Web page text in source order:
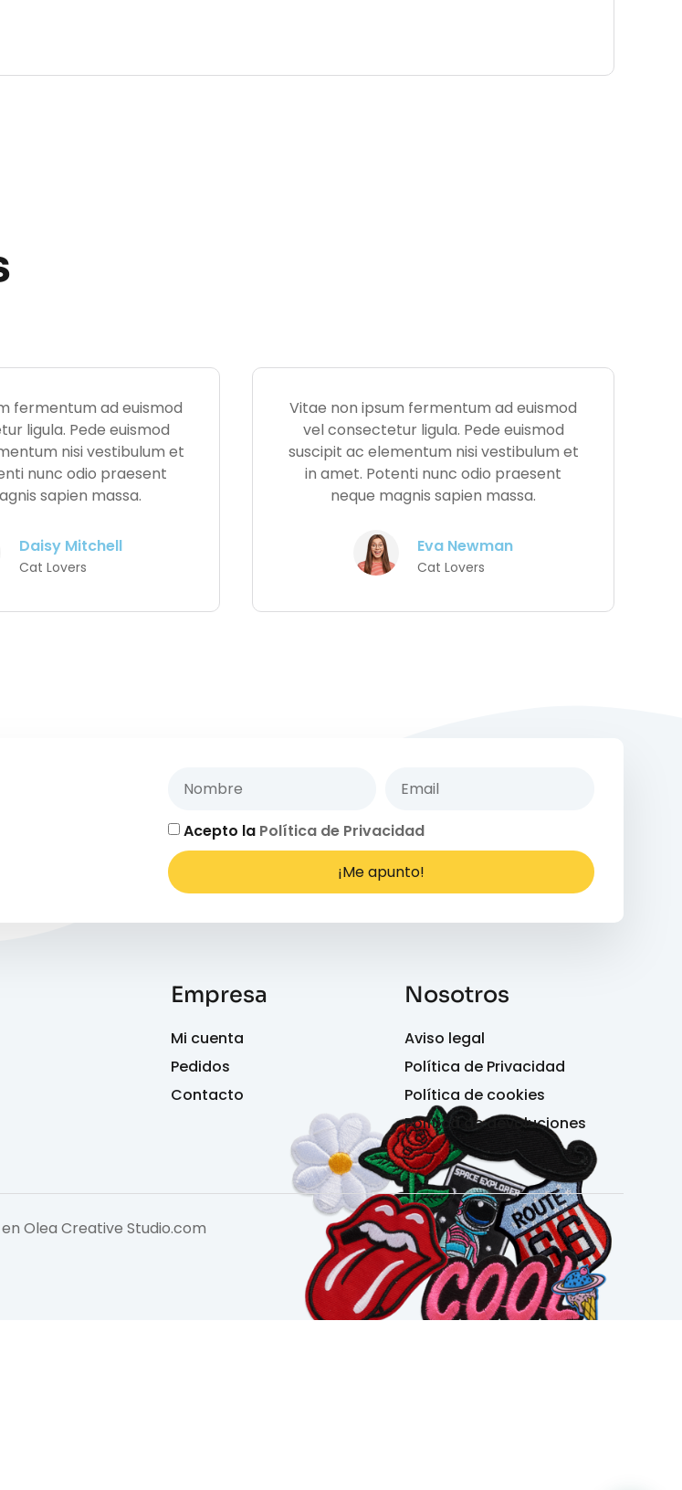
fermentum ad euismod
ligula. Pede euismod
nisi vestibulum et
nunc odio praesent
sapien massa.
Daisy Mitchell
Cat Lovers
Vitae non ipsum fermentum ad euismod
vel consectetur ligula. Pede euismod
suscipit ac elementum nisi vestibulum et
in amet. Potenti nunc odio praesent
neque magnis sapien massa.
Eva Newman
Cat Lovers
Acepto la Política de Privacidad
¡Me apunto!
Empresa
Mi cuenta
Pedidos
Contacto
Nosotros
Aviso legal
Política de Privacidad
Política de cookies
Política de devoluciones
Olea Creative Studio.com